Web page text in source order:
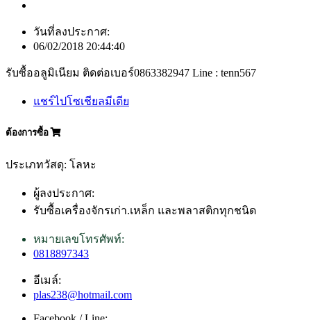
วันที่ลงประกาศ:
06/02/2018 20:44:40
รับซื้ออลูมิเนียม ติดต่อเบอร์0863382947 Line : tenn567
แชร์ไปโซเชียลมีเดีย
ต้องการซื้อ
ประเภทวัสดุ: โลหะ
ผู้ลงประกาศ:
รับซื้อเครื่องจักรเก่า.เหล็ก และพลาสติกทุกชนิด
หมายเลขโทรศัพท์:
0818897343
อีเมล์:
plas238@hotmail.com